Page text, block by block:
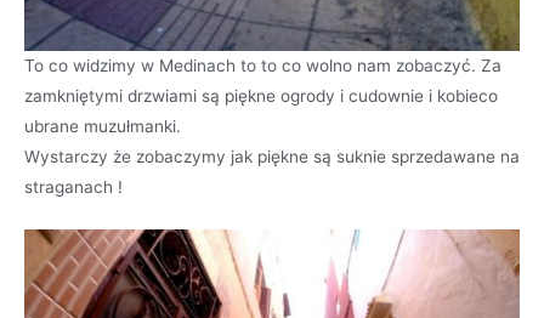
To co widzimy w Medinach to to co wolno nam zobaczyć. Za
zamkniętymi drzwiami są piękne ogrody i cudownie i kobieco
ubrane muzułmanki.
Wystarczy że zobaczymy jak piękne są suknie sprzedawane na
straganach !